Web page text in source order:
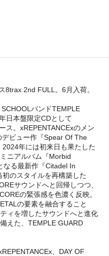
8trax 2nd FULL。6月入荷。
バンドTEMPLE
日本盤限定CDとして
ス。xREPENTANCExのメン
ビュー作『Spear Of The
年には初来日も果たした
ニアルバム『Morbid
なる最新作『Citadel In
のスタイルを再構築した
サウンドへと回帰しつつ、
の緊張感を色濃く反映。
の要素を融合すること
ィを増したサウンドへと進化
えた、TEMPLE GUARD
、DAY OF